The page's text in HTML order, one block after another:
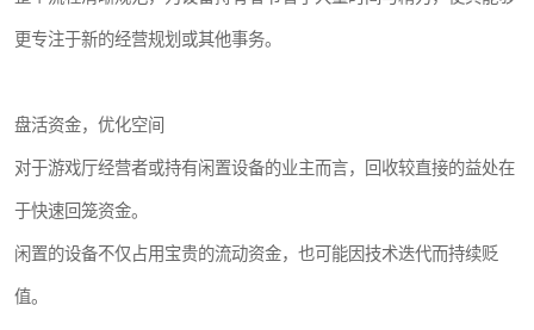
更专注于新的经营规划或其他事务。
盘活资金，优化空间
对于游戏厅经营者或持有闲置设备的业主而言，回收较直接的益处在
于快速回笼资金。
闲置的设备不仅占用宝贵的流动资金，也可能因技术迭代而持续贬
值。